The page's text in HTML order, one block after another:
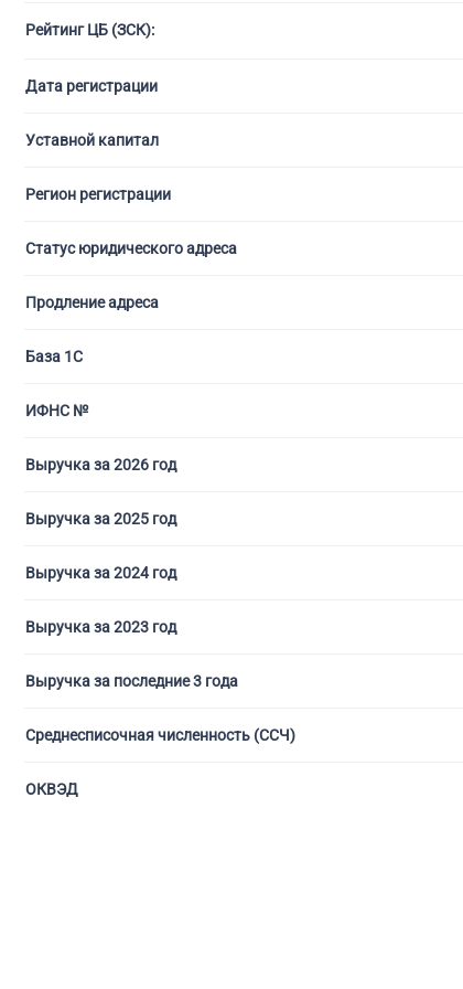
Рейтинг ЦБ (ЗСК):
Дата регистрации
Уставной капитал
Регион регистрации
Статус юридического адреса
Продление адреса
База 1С
ИФНС №
Выручка за 2026 год
Выручка за 2025 год
Выручка за 2024 год
Выручка за 2023 год
Выручка за последние 3 года
Среднесписочная численность (ССЧ)
ОКВЭД